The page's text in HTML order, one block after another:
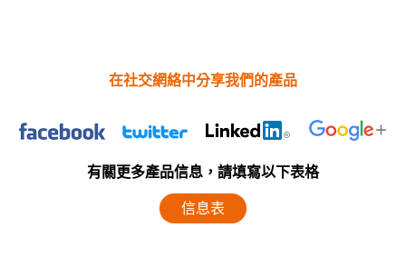
在社交網絡中分享我們的產品
有關更多產品信息，請填寫以下表格
信息表